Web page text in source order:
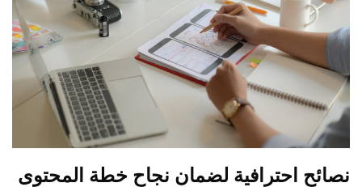
نصائح احترافية لضمان نجاح خطة المحتوى